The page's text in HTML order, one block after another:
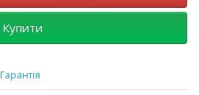
Купити
Гарантія